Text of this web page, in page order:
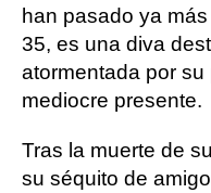
han pasado ya
35, es una diva
atormentada por
mediocre presente.
Tras la muerte de
su séquito de